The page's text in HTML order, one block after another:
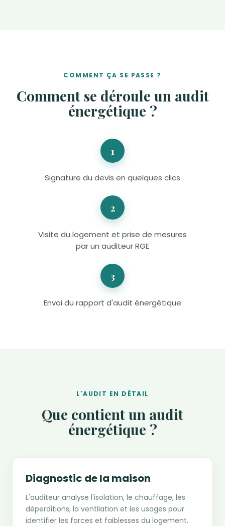
COMMENT ÇA SE PASSE ?
Comment se déroule un audit
énergétique ?
1
Signature du devis en quelques clics
2
Visite du logement et prise de mesures
par un auditeur RGE
3
Envoi du rapport d'audit énergétique
L'AUDIT EN DÉTAIL
Que contient un audit
énergétique ?
Diagnostic de la maison
L'auditeur analyse l'isolation, le chauffage, les
déperditions, la ventilation et les usages pour
identifier les forces et faiblesses du logement.